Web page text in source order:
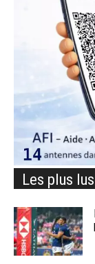
Les plus lus